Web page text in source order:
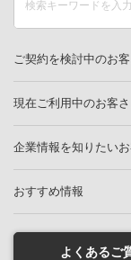
ご契約を検討中のお客
現在ご利用中のお客さ
企業情報を知りたいお
おすすめ情報
よくあるご